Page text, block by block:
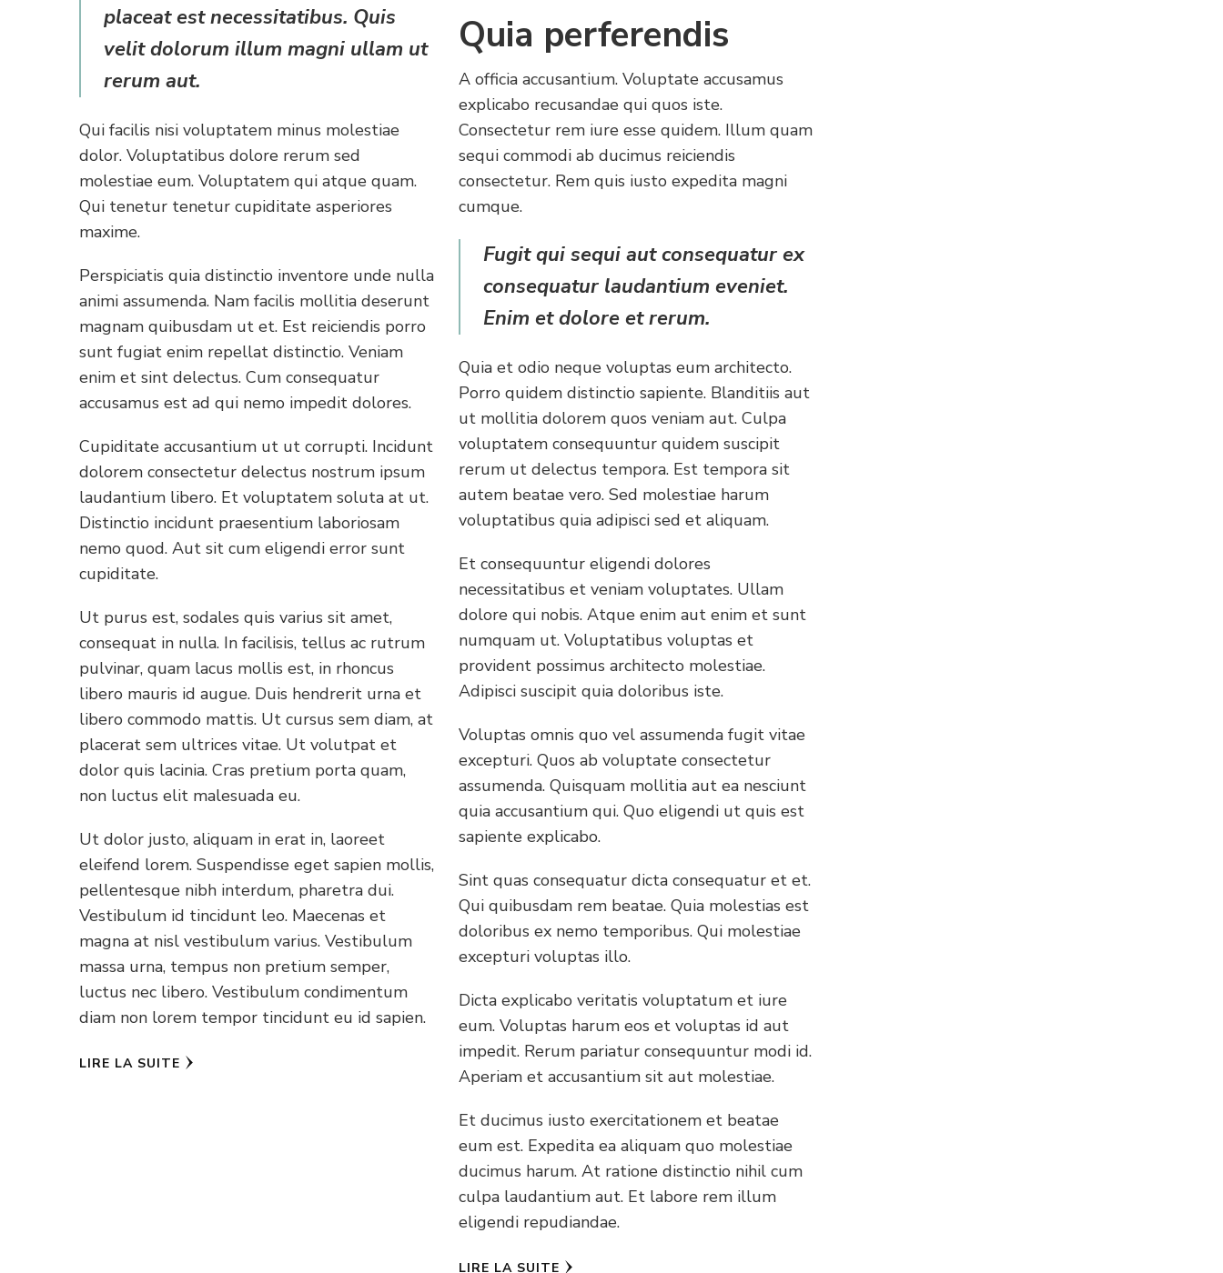
placeat est necessitatibus. Quis
velit dolorum illum magni ullam ut
rerum aut.
Qui facilis nisi voluptatem minus molestiae
dolor. Voluptatibus dolore rerum sed
molestiae eum. Voluptatem qui atque quam.
Qui tenetur tenetur cupiditate asperiores
maxime.
Perspiciatis quia distinctio inventore unde nulla
animi assumenda. Nam facilis mollitia deserunt
magnam quibusdam ut et. Est reiciendis porro
sunt fugiat enim repellat distinctio. Veniam
enim et sint delectus. Cum consequatur
accusamus est ad qui nemo impedit dolores.
Cupiditate accusantium ut ut corrupti. Incidunt
dolorem consectetur delectus nostrum ipsum
laudantium libero. Et voluptatem soluta at ut.
Distinctio incidunt praesentium laboriosam
nemo quod. Aut sit cum eligendi error sunt
cupiditate.
Ut purus est, sodales quis varius sit amet,
consequat in nulla. In facilisis, tellus ac rutrum
pulvinar, quam lacus mollis est, in rhoncus
libero mauris id augue. Duis hendrerit urna et
libero commodo mattis. Ut cursus sem diam, at
placerat sem ultrices vitae. Ut volutpat et
dolor quis lacinia. Cras pretium porta quam,
non luctus elit malesuada eu.
Ut dolor justo, aliquam in erat in, laoreet
eleifend lorem. Suspendisse eget sapien mollis,
pellentesque nibh interdum, pharetra dui.
Vestibulum id tincidunt leo. Maecenas et
magna at nisl vestibulum varius. Vestibulum
massa urna, tempus non pretium semper,
luctus nec libero. Vestibulum condimentum
diam non lorem tempor tincidunt eu id sapien.
LIRE LA SUITE
Quia perferendis
A officia accusantium. Voluptate accusamus
explicabo recusandae qui quos iste.
Consectetur rem iure esse quidem. Illum quam
sequi commodi ab ducimus reiciendis
consectetur. Rem quis iusto expedita magni
cumque.
Fugit qui sequi aut consequatur ex
consequatur laudantium eveniet.
Enim et dolore et rerum.
Quia et odio neque voluptas eum architecto.
Porro quidem distinctio sapiente. Blanditiis aut
ut mollitia dolorem quos veniam aut. Culpa
voluptatem consequuntur quidem suscipit
rerum ut delectus tempora. Est tempora sit
autem beatae vero. Sed molestiae harum
voluptatibus quia adipisci sed et aliquam.
Et consequuntur eligendi dolores
necessitatibus et veniam voluptates. Ullam
dolore qui nobis. Atque enim aut enim et sunt
numquam ut. Voluptatibus voluptas et
provident possimus architecto molestiae.
Adipisci suscipit quia doloribus iste.
Voluptas omnis quo vel assumenda fugit vitae
excepturi. Quos ab voluptate consectetur
assumenda. Quisquam mollitia aut ea nesciunt
quia accusantium qui. Quo eligendi ut quis est
sapiente explicabo.
Sint quas consequatur dicta consequatur et et.
Qui quibusdam rem beatae. Quia molestias est
doloribus ex nemo temporibus. Qui molestiae
excepturi voluptas illo.
Dicta explicabo veritatis voluptatum et iure
eum. Voluptas harum eos et voluptas id aut
impedit. Rerum pariatur consequuntur modi id.
Aperiam et accusantium sit aut molestiae.
Et ducimus iusto exercitationem et beatae
eum est. Expedita ea aliquam quo molestiae
ducimus harum. At ratione distinctio nihil cum
culpa laudantium aut. Et labore rem illum
eligendi repudiandae.
LIRE LA SUITE